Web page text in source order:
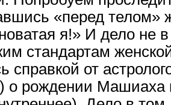
«перед телом»
я!» И дело не
стандартам
справкой от
о рождении